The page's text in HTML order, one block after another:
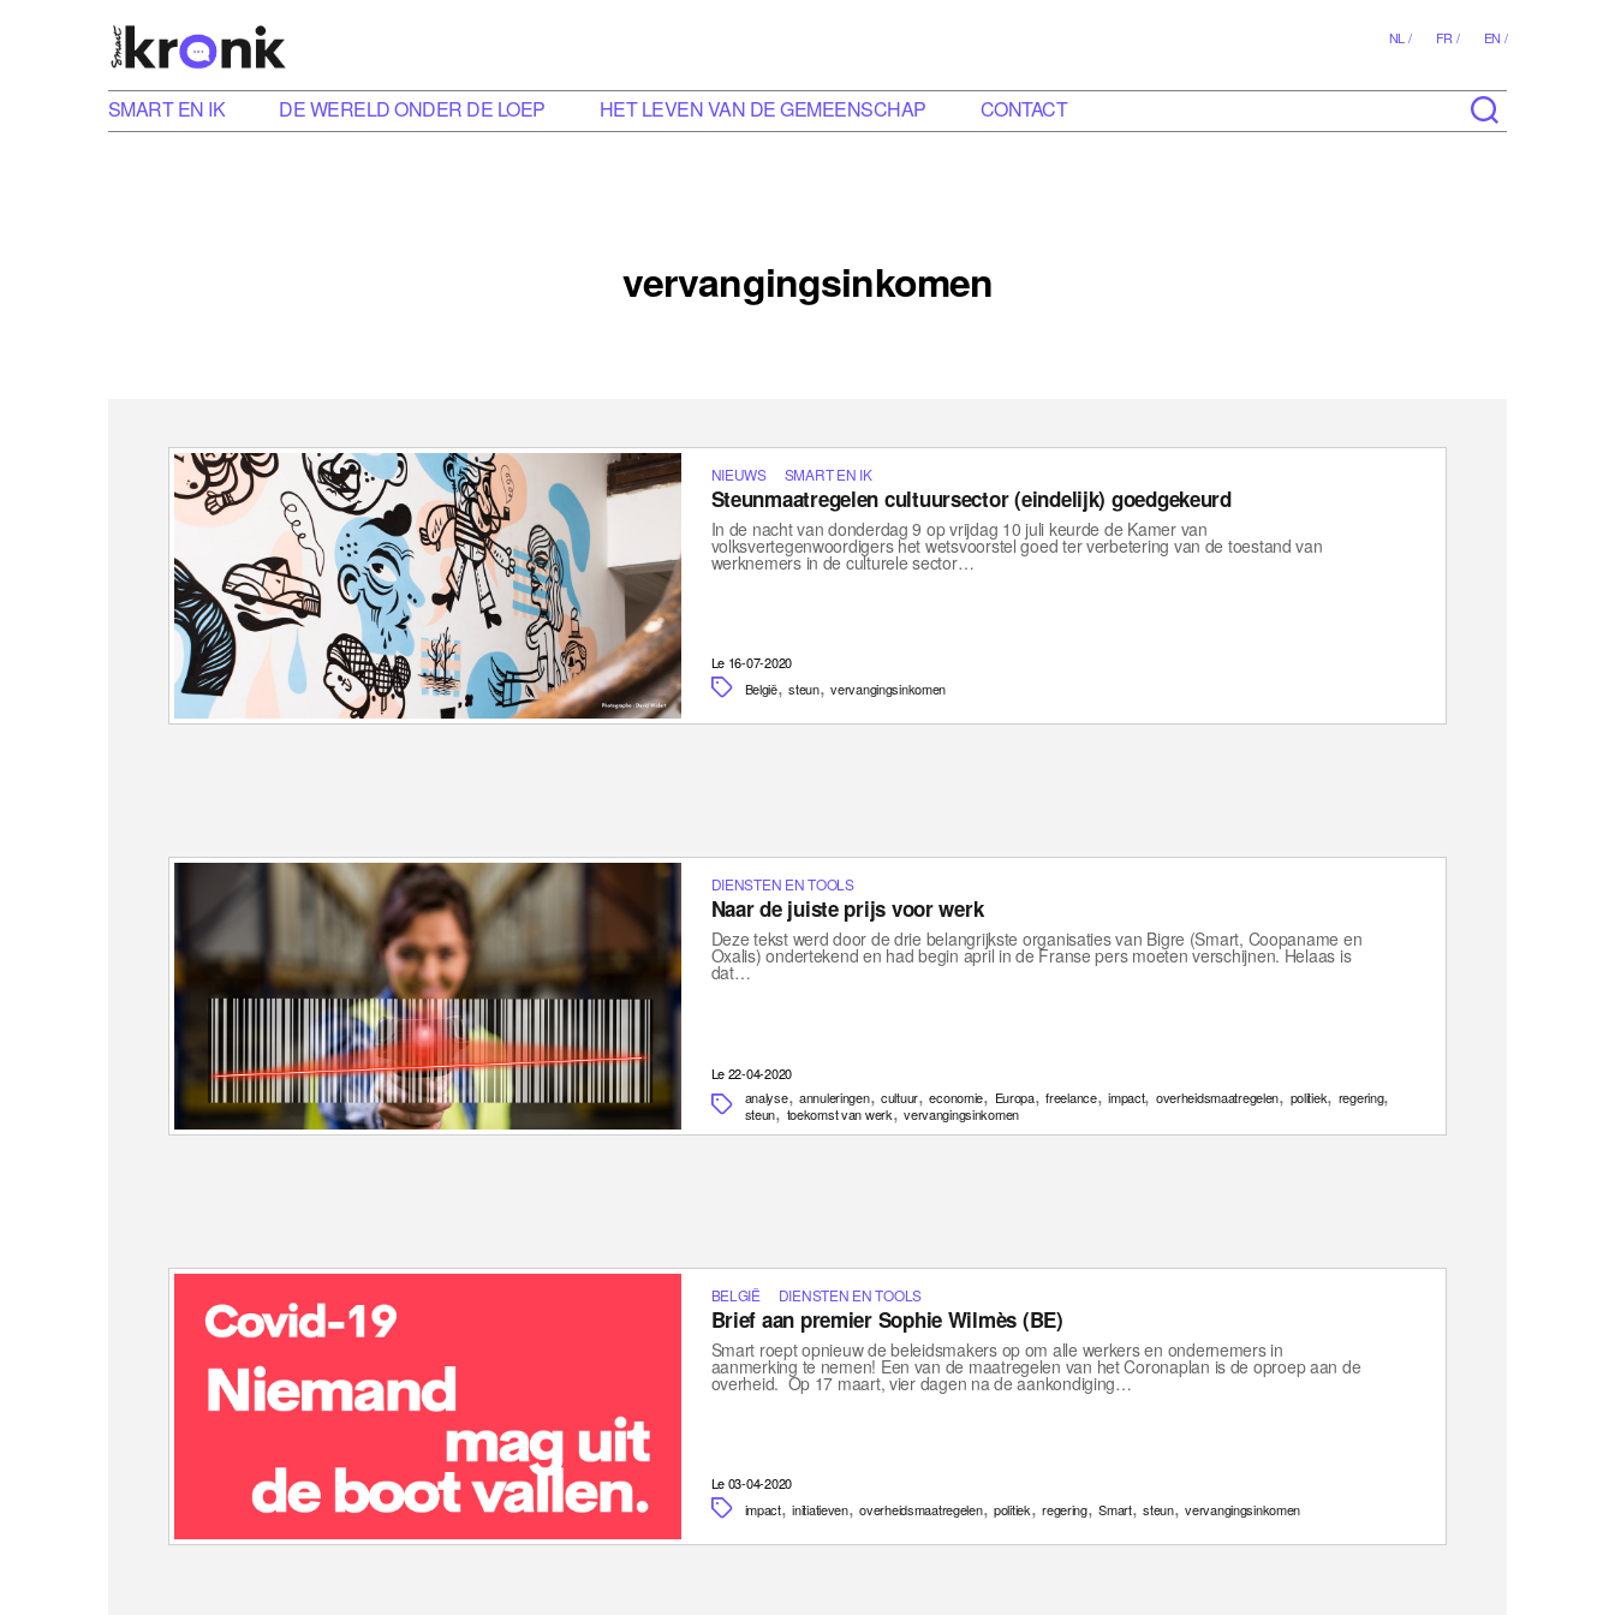
NL / FR / EN /
SMART EN IK DE WERELD ONDER DE LOEP HET LEVEN VAN DE GEMEENSCHAP CONTACT
vervangingsinkomen
NIEUWS SMART EN IK
Steunmaatregelen cultuursector (eindelijk) goedgekeurd
In de nacht van donderdag 9 op vrijdag 10 juli keurde de Kamer van
volksvertegenwoordigers het wetsvoorstel goed ter verbetering van de toestand van
werknemers in de culturele sector…
Le 16-07-2020
België,steun,vervangingsinkomen
DIENSTEN EN TOOLS
Naar de juiste prijs voor werk
Deze tekst werd door de drie belangrijkste organisaties van Bigre (Smart, Coopaname en
Oxalis) ondertekend en had begin april in de Franse pers moeten verschijnen. Helaas is
dat…
Le 22-04-2020
analyse, annuleringen, cultuur,economie, Europa,freelance,impact, overheidsmaatregelen, politiek, regering,
steun,toekomst van werk,vervangingsinkomen
BELGIË DIENSTEN EN TOOLS
Brief aan premier Sophie Wilmès (BE)
Smart roept opnieuw de beleidsmakers op om alle werkers en ondernemers in
aanmerking te nemen! Een van de maatregelen van het Coronaplan is de oproep aan de
overheid. Op 17 maart, vier dagen na de aankondiging…
Le 03-04-2020
impact,initiatieven,overheidsmaatregelen, politiek,regering,Smart,steun,vervangingsinkomen